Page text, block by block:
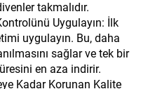
takmalıdır.
Uygulayın: İlk
uygulayın. Bu, daha
sağlar ve tek bir
en aza indirir.
Kadar Korunan Kalite